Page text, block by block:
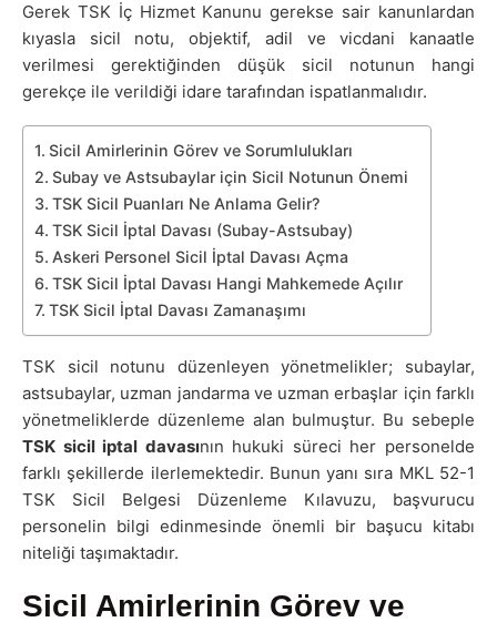
Gerek TSK İç Hizmet Kanunu gerekse sair kanunlardan
kıyasla sicil notu, objektif, adil ve vicdani kanaatle
verilmesi gerektiğinden düşük sicil notunun hangi
gerekçe ile verildiği idare tarafından ispatlanmalıdır.
Sicil Amirlerinin Görev ve Sorumlulukları
Subay ve Astsubaylar için Sicil Notunun Önemi
TSK Sicil Puanları Ne Anlama Gelir?
TSK Sicil İptal Davası (Subay-Astsubay)
Askeri Personel Sicil İptal Davası Açma
TSK Sicil İptal Davası Hangi Mahkemede Açılır
TSK Sicil İptal Davası Zamanaşımı
TSK sicil notunu düzenleyen yönetmelikler; subaylar,
astsubaylar, uzman jandarma ve uzman erbaşlar için farklı
yönetmeliklerde düzenleme alan bulmuştur. Bu sebeple
TSK sicil iptal davasının hukuki süreci her personelde
farklı şekillerde ilerlemektedir. Bunun yanı sıra MKL 52-1
TSK Sicil Belgesi Düzenleme Kılavuzu, başvurucu
personelin bilgi edinmesinde önemli bir başucu kitabı
niteliği taşımaktadır.
Sicil Amirlerinin Görev ve